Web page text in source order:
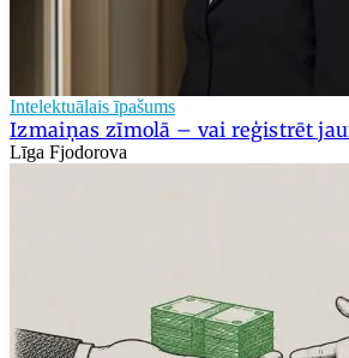
Intelektuālais īpašums
Izmaiņas zīmolā – vai reģistrēt
Līga Fjodorova